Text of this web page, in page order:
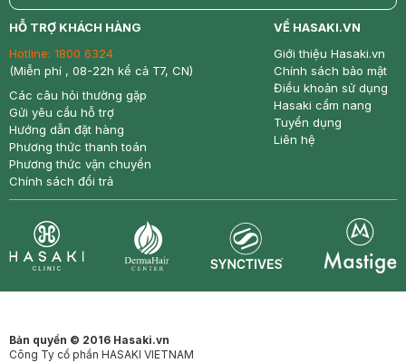
return nowfree price
HỖ TRỢ KHÁCH HÀNG
Hotline: 1800 6324
(Miễn phí , 08-22h kể cả T7, CN)
Các câu hỏi thường gặp
Gửi yêu cầu hỗ trợ
Hướng dẫn đặt hàng
Phương thức thanh toán
Phương thức vận chuyển
Chính sách đổi trả
VỀ HASAKI.VN
Giới thiệu Hasaki.vn
Chính sách bảo mật
Điều khoản sử dụng
Hasaki cẩm nang
Tuyển dụng
Liên hệ
Bản quyền © 2016 Hasaki.vn
Công Ty cổ phần HASAKI VIETNAM